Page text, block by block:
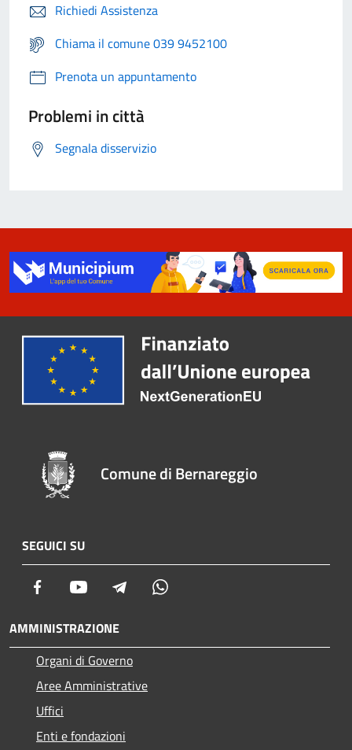
Richiedi Assistenza
Chiama il comune 039 9452100
Prenota un appuntamento
Problemi in città
Segnala disservizio
Comune di Bernareggio
SEGUICI SU
Facebook Youtube Telegram
AMMINISTRAZIONE
Organi di Governo
Aree Amministrative
Uffici
Enti e fondazioni